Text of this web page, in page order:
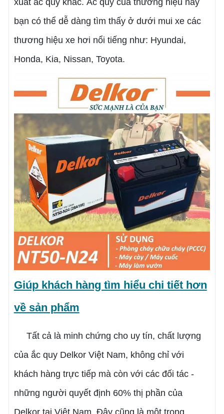
xuất ắc quy khác. Ắc quy của thương hiệu này
bạn có thể dễ dàng tìm thấy ở dưới mui xe các
thương hiệu xe hơi nổi tiếng như: Hyundai,
Honda, Kia, Nissan, Toyota.
Giúp khách hàng tìm hiểu chi tiết hơn
về sản phẩm
Tất cả là minh chứng cho uy tín, chất lượng
của ắc quy Delkor Việt Nam, không chỉ với
khách hàng trực tiếp mà còn với các đối tác -
những người quyết định 60% thị phần của
Delkor tại Việt Nam. Đây cũng là một trong